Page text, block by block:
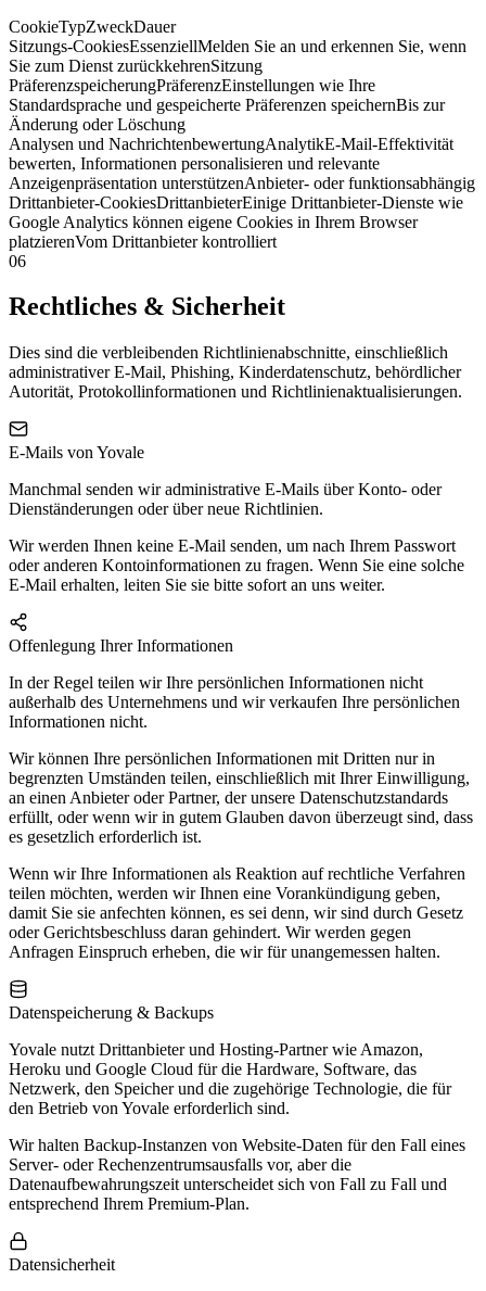
CookieTypZweckDauer
Sitzungs-CookiesEssenziellMelden Sie an und erkennen Sie, wenn
Sie zum Dienst zurückkehrenSitzung
PräferenzspeicherungPräferenzEinstellungen wie Ihre
Standardsprache und gespeicherte Präferenzen speichernBis zur
Änderung oder Löschung
Analysen und NachrichtenbewertungAnalytikE-Mail-Effektivität
bewerten, Informationen personalisieren und relevante
Anzeigenpräsentation unterstützenAnbieter- oder funktionsabhängig
Drittanbieter-CookiesDrittanbieterEinige Drittanbieter-Dienste wie
Google Analytics können eigene Cookies in Ihrem Browser
platzierenVom Drittanbieter kontrolliert
06
Rechtliches & Sicherheit
Dies sind die verbleibenden Richtlinienabschnitte, einschließlich
administrativer E-Mail, Phishing, Kinderdatenschutz, behördlicher
Autorität, Protokollinformationen und Richtlinienaktualisierungen.
E-Mails von Yovale
Manchmal senden wir administrative E-Mails über Konto- oder
Dienständerungen oder über neue Richtlinien.
Wir werden Ihnen keine E-Mail senden, um nach Ihrem Passwort
oder anderen Kontoinformationen zu fragen. Wenn Sie eine solche
E-Mail erhalten, leiten Sie sie bitte sofort an uns weiter.
Offenlegung Ihrer Informationen
In der Regel teilen wir Ihre persönlichen Informationen nicht
außerhalb des Unternehmens und wir verkaufen Ihre persönlichen
Informationen nicht.
Wir können Ihre persönlichen Informationen mit Dritten nur in
begrenzten Umständen teilen, einschließlich mit Ihrer Einwilligung,
an einen Anbieter oder Partner, der unsere Datenschutzstandards
erfüllt, oder wenn wir in gutem Glauben davon überzeugt sind, dass
es gesetzlich erforderlich ist.
Wenn wir Ihre Informationen als Reaktion auf rechtliche Verfahren
teilen möchten, werden wir Ihnen eine Vorankündigung geben,
damit Sie sie anfechten können, es sei denn, wir sind durch Gesetz
oder Gerichtsbeschluss daran gehindert. Wir werden gegen
Anfragen Einspruch erheben, die wir für unangemessen halten.
Datenspeicherung & Backups
Yovale nutzt Drittanbieter und Hosting-Partner wie Amazon,
Heroku und Google Cloud für die Hardware, Software, das
Netzwerk, den Speicher und die zugehörige Technologie, die für
den Betrieb von Yovale erforderlich sind.
Wir halten Backup-Instanzen von Website-Daten für den Fall eines
Server- oder Rechenzentrumsausfalls vor, aber die
Datenaufbewahrungszeit unterscheidet sich von Fall zu Fall und
entsprechend Ihrem Premium-Plan.
Datensicherheit